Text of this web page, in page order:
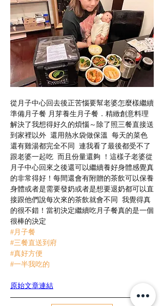
從月子中心回去後正苦惱要幫老婆怎麼樣繼續
準備月子餐 月芽養生月子餐．精緻創意料理
解決了我想得好久的煩惱～除了照三餐直接送
到家裡以外  還用熱水袋做保溫  每天的菜色
還有雞湯都完全不同  連我看了最後都受不了
跟老婆一起吃  而且份量還夠 ！這樣子老婆從
月子中心回來之後還可以繼續養好身體感覺真
的非常得好！每間還會有附贈的茶飲可以保養
身體或者是需要發奶或者是想要退奶都可以直
接跟他們說每次來的茶飲就會不同  我覺得真
的很不錯！當初決定繼續吃月子餐真的是一個
很棒的決定
#月子餐
#三餐直送到府
#真好方便
#一半我吃的
原始文章連結